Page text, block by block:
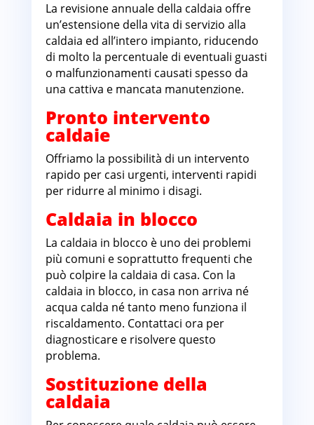
La revisione annuale della caldaia offre
un’estensione della vita di servizio alla
caldaia ed all’intero impianto, riducendo
di molto la percentuale di eventuali guasti
o malfunzionamenti causati spesso da
una cattiva e mancata manutenzione.
Pronto intervento
caldaie
Offriamo la possibilità di un intervento
rapido per casi urgenti, interventi rapidi
per ridurre al minimo i disagi.
Caldaia in blocco
La caldaia in blocco è uno dei problemi
più comuni e soprattutto frequenti che
può colpire la caldaia di casa. Con la
caldaia in blocco, in casa non arriva né
acqua calda né tanto meno funziona il
riscaldamento. Contattaci ora per
diagnosticare e risolvere questo
problema.
Sostituzione della
caldaia